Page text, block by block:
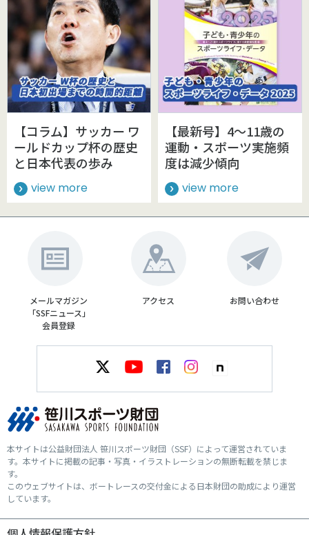
【コラム】サッカー ワ
ールドカップ杯の歴史
と日本代表の歩み
view more
【最新号】4～11歳の
運動・スポーツ実施頻
度は減少傾向
view more
メールマガジン
「SSFニュース」
会員登録
アクセス お問い合わせ
本サイトは公益財団法人 笹川スポーツ財団（SSF）によって運営されていま
す。本サイトに掲載の記事・写真・イラストレーションの無断転載を禁じま
す。
このウェブサイトは、ボートレースの交付金による日本財団の助成により運営
しています。